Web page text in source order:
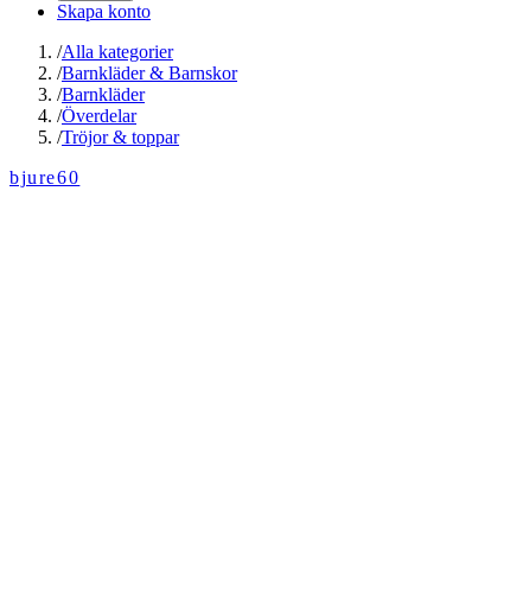
Skapa konto
/Alla kategorier
/Barnkläder & Barnskor
/Barnkläder
/Överdelar
/Tröjor & toppar
bjure60